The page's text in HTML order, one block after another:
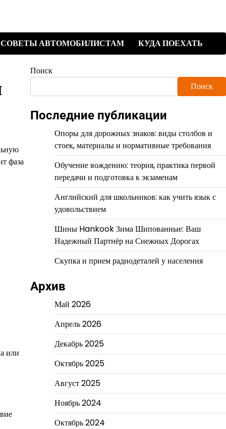
СОВЕТЫ АВТОМОБИЛИСТАМ КУДА ПОЕХАТЬ
фаза
или
Поиск
Поиск
Последние публикации
Опоры для дорожных знаков: виды столбов и
стоек, материалы и нормативные требования
Обучение вождению: теория, практика первой
передачи и подготовка к экзаменам
Английский для школьников: как учить язык с
удовольствием
Шины Hankook Зима Шипованные: Ваш
Надежный Партнёр на Снежных Дорогах
Скупка и прием радиодеталей у населения
Архив
Май 2026
Апрель 2026
Декабрь 2025
Октябрь 2025
Август 2025
Ноябрь 2024
Октябрь 2024